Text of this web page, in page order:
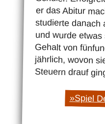
Steuern drauf
»Spiel